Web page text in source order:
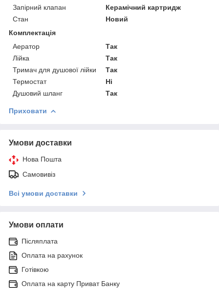
Запірний клапан
Керамічний картридж
Стан
Новий
Комплектація
Аератор
Так
Лійка
Так
Тримач для душової лійки
Так
Термостат
Ні
Душовий шланг
Так
Приховати
Умови доставки
Нова Пошта
Самовивіз
Всі умови доставки
Умови оплати
Післяплата
Оплата на рахунок
Готівкою
Оплата на карту Приват Банку